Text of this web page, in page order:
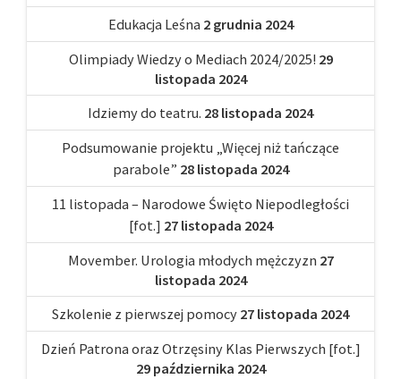
Edukacja Leśna 2 grudnia 2024
Olimpiady Wiedzy o Mediach 2024/2025! 29
listopada 2024
Idziemy do teatru. 28 listopada 2024
Podsumowanie projektu „Więcej niż tańczące
parabole” 28 listopada 2024
11 listopada – Narodowe Święto Niepodległości
[fot.] 27 listopada 2024
Movember. Urologia młodych mężczyzn 27
listopada 2024
Szkolenie z pierwszej pomocy 27 listopada 2024
Dzień Patrona oraz Otrzęsiny Klas Pierwszych [fot.]
29 października 2024